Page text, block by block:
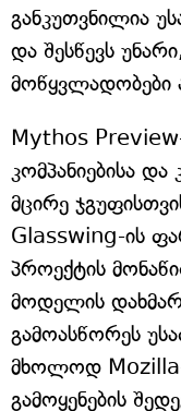
განკუთვნილია
და შესწევს
მოწყვლადობები
Mythos
კომპანიებისა
მცირე
Glasswing-ის
პროექტის
მოდელის
გამოასწორეს
მხოლოდ
გამოყენების